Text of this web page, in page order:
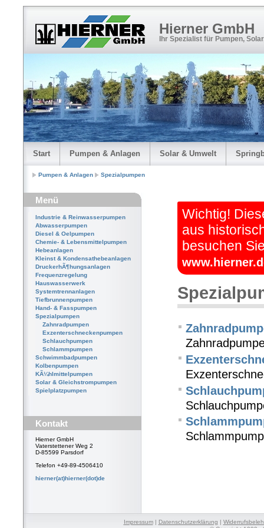
Hierner GmbH
Ihr Spezialist für Pumpen,
Start Pumpen & Anlagen Solar & Umwelt
Pumpen & Anlagen Spezialpumpen
Menü
Industrie & Reinwasserpumpen
Abwasserpumpen
Diesel & Oelpumpen
Chemie- & Lebensmittelpumpen
Hebeanlagen
Kleinst & Kondensathebeanlagen
DruckerhÃ¶hungsanlagen
Frequenzregelung
Hauswasserwerk
Systemtrennanlagen
Tiefbrunnenpumpen
Hand- & Fasspumpen
Spezialpumpen
Zahnradpumpen
Exzenterschneckenpumpen
Schlauchpumpen
Schlammpumpen
Schwimmbadpumpen
Kolbenpumpen
KÃ¼hlmittelpumpen
Solar & Gleichstrompumpen
Spielplatzpumpen
Kontakt
Hierner GmbH
Vaterstettener Weg 2
D-85599 Parsdorf
Telefon +49-89-4506410
hierner(at)hierner(dot)de
Wichtig!
aus
besuchen
Impressum| Datenschutzerklärung |